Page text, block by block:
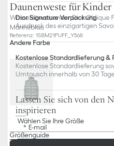
Daunenweste für Kinder
Wasserabweisender Dior Oblique
Marineblau
Referenz: 1SBM21PUFF_Y568
Andere Farbe
Wählen Sie Ihre Größe
Größenguide
Dior Signature Verpackung
Ausdruck des einzigartigen
Kostenlose Standardlieferung &
Kostenlose Standardlieferung
Umtausch innerhalb von 30
Lassen Sie sich von den
inspirieren
E-mail